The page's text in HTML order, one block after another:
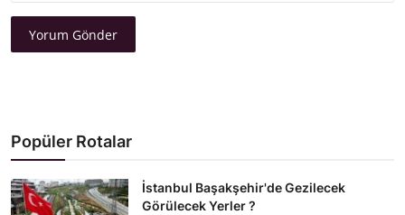
Yorum Gönder
Popüler Rotalar
İstanbul Başakşehir'de Gezilecek
Görülecek Yerler ?